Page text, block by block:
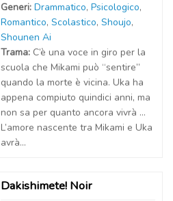
Generi: Drammatico, Psicologico,
Romantico, Scolastico, Shoujo,
Shounen Ai
Trama: C’è una voce in giro per la
scuola che Mikami può “sentire”
quando la morte è vicina. Uka ha
appena compiuto quindici anni, ma
non sa per quanto ancora vivrà …
L’amore nascente tra Mikami e Uka
avrà...
Dakishimete! Noir